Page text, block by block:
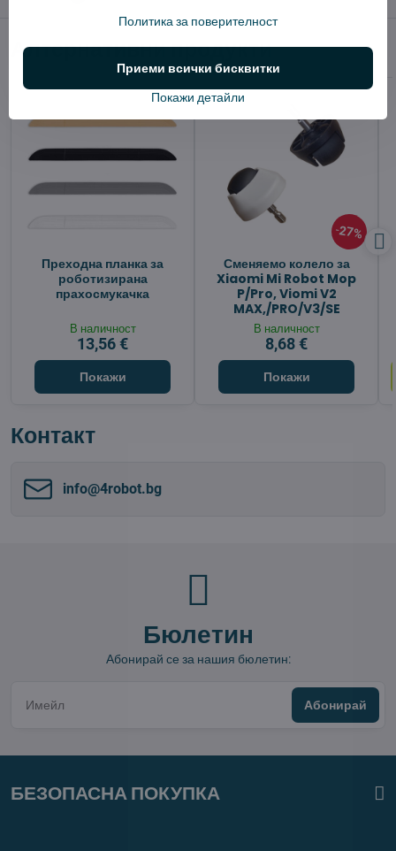
Алтернативни продукти
Преходна планка за
роботизирана
прахосмукачка
В наличност
13,56 €
Покажи
27%
Сменяемо колело за
Xiaomi Mi Robot Mop
P/Pro, Viomi V2
MAX,/PRO/V3/SE
В наличност
8,68 €
Покажи
Контакт
info​@4robot​.bg
Бюлетин
Абонирай се за нашия бюлетин:
Абонирай
БЕЗОПАСНА ПОКУПКА
Политика за поверителност
Покажи детайли
Приеми всички бисквитки